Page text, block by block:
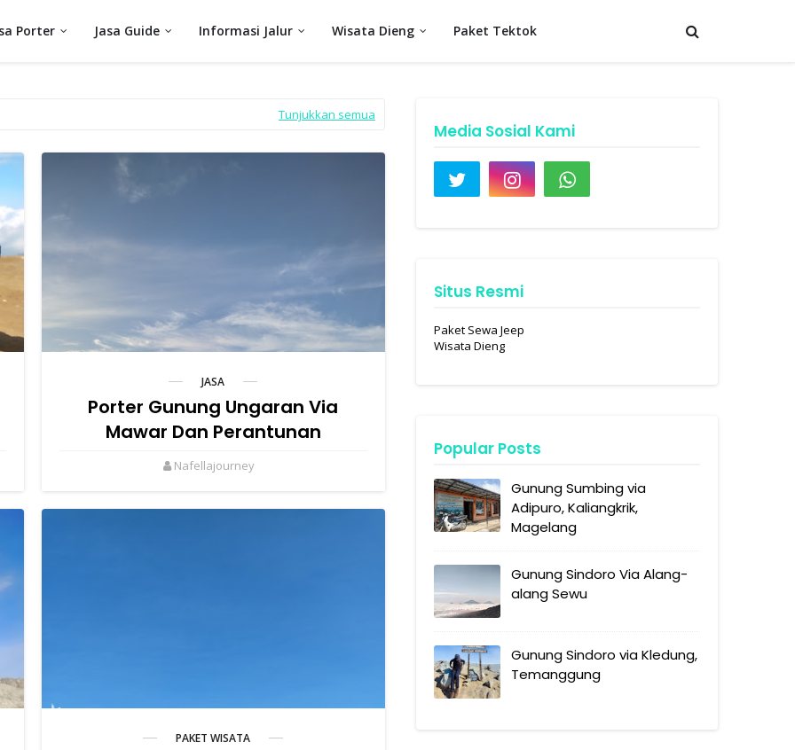
Porter Jasa Guide Informasi Jalur Wisata Dieng Paket Tektok
Tunjukkan semua
JASA
Porter Gunung Ungaran Via
Mawar Dan Perantunan
Nafellajourney
PAKET WISATA
Media Sosial Kami
Situs Resmi
Paket Sewa Jeep
Wisata Dieng
Popular Posts
Gunung Sumbing via
Adipuro, Kaliangkrik,
Magelang
Gunung Sindoro Via Alang-
alang Sewu
Gunung Sindoro via Kledung,
Temanggung